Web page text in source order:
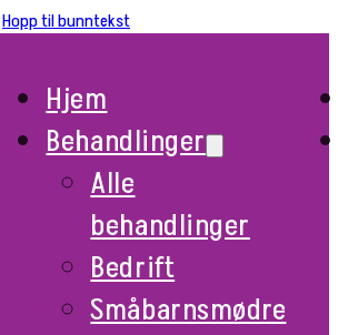
Hopp til bunntekst
Hjem
Behandlinger
Alle
behandlinger
Bedrift
Småbarnsmødre